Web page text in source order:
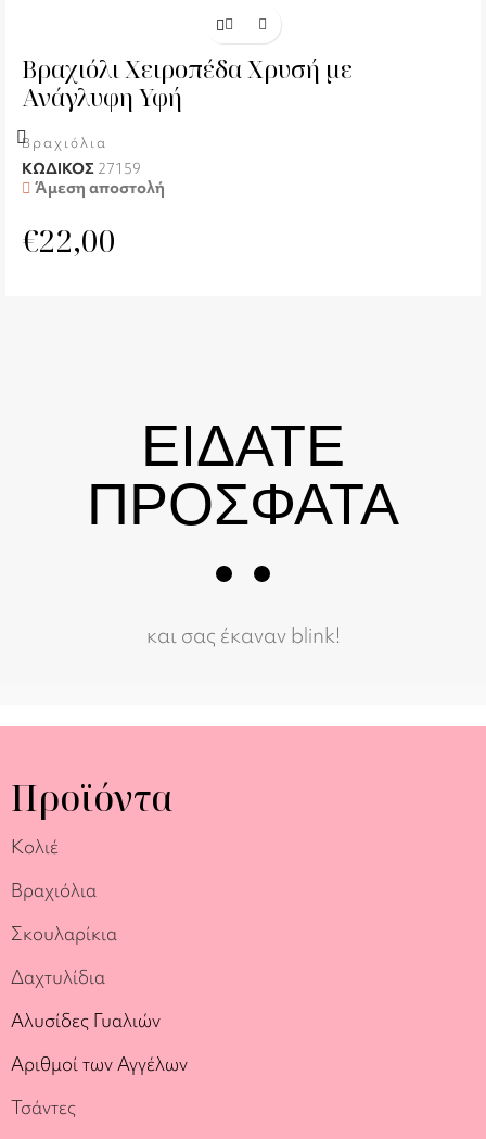
Βραχιόλι Χειροπέδα Χρυσή με
Ανάγλυφη Υφή
Βραχιόλια
ΚΩΔΙΚΟΣ 27159
Άμεση αποστολή
€22,00
ΕΙΔΑΤΕ
ΠΡΟΣΦΑΤΑ
και σας έκαναν blink!
Προϊόντα
Κολιέ
Βραχιόλια
Σκουλαρίκια
Δαχτυλίδια
Αλυσίδες Γυαλιών
Αριθμοί των Αγγέλων
Τσάντες